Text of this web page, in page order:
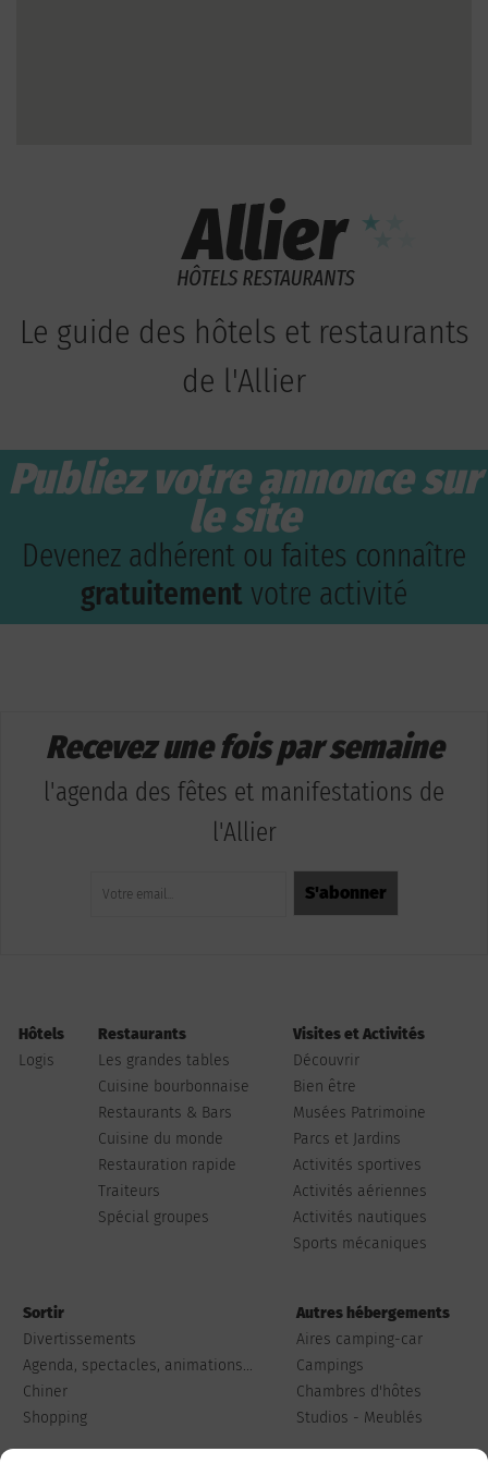
Le guide des hôtels et restaurants
de l'Allier
Publiez votre annonce sur
le site
Devenez adhérent ou faites connaître
gratuitement votre activité
Recevez une fois par semaine
l'agenda des fêtes et manifestations de
l'Allier
Hôtels
Logis
Restaurants
Les grandes tables
Cuisine bourbonnaise
Restaurants & Bars
Cuisine du monde
Restauration rapide
Traiteurs
Spécial groupes
Visites et Activités
Découvrir
Bien être
Musées Patrimoine
Parcs et Jardins
Activités sportives
Activités aériennes
Activités nautiques
Sports mécaniques
Sortir
Divertissements
Agenda, spectacles, animations...
Chiner
Shopping
Autres hébergements
Aires camping-car
Campings
Chambres d'hôtes
Studios - Meublés